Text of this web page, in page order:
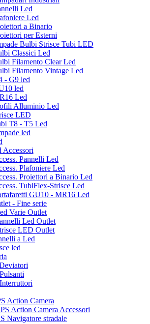
Led
Led
a Binario
per Esterni
Bulbi Strisce Tubi LED
Classici Led
Filamento Clear Led
Filamento Vintage Led
- G9 led
led
Led
Alluminio Led
LED
T8 - T5 Led
led
Pannelli Led
Plafoniere Led
Proiettori a Binario Led
TubiFlex-Strisce Led
GU10 - MR16 Led
- Fine serie
Varie Outlet
Led Outlet
LED Outlet
a Led
led
Action Camera
Action Camera Accessori
Navigatore stradale